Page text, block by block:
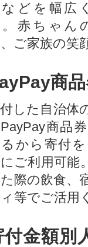
どを幅広
。赤ちゃん
ご家族の笑
商
した自治体
PayPay商品
から寄付
にご利用可能
際の飲食、
等でご活用
付金額別